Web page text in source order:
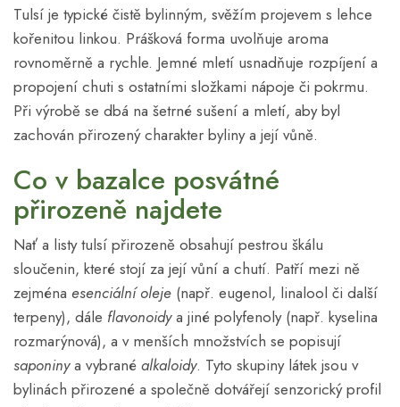
Tulsí je typické čistě bylinným, svěžím projevem s lehce
kořenitou linkou. Prášková forma uvolňuje aroma
rovnoměrně a rychle. Jemné mletí usnadňuje rozpíjení a
propojení chuti s ostatními složkami nápoje či pokrmu.
Při výrobě se dbá na šetrné sušení a mletí, aby byl
zachován přirozený charakter byliny a její vůně.
Co v bazalce posvátné
přirozeně najdete
Nať a listy tulsí přirozeně obsahují pestrou škálu
sloučenin, které stojí za její vůní a chutí. Patří mezi ně
zejména esenciální oleje (např. eugenol, linalool či další
terpeny), dále flavonoidya jiné polyfenoly (např. kyselina
rozmarýnová), a v menších množstvích se popisují
saponinya vybrané alkaloidy. Tyto skupiny látek jsou v
bylinách přirozené a společně dotvářejí senzorický profil